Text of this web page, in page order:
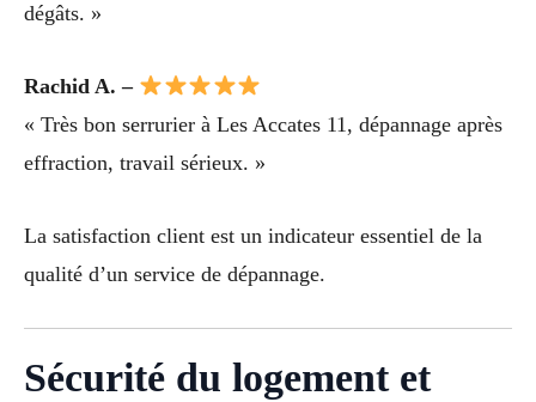
dégâts. »
Rachid A. –
« Très bon serrurier à Les Accates 11, dépannage après
effraction, travail sérieux. »
La satisfaction client est un indicateur essentiel de la
qualité d’un service de dépannage.
Sécurité du logement et